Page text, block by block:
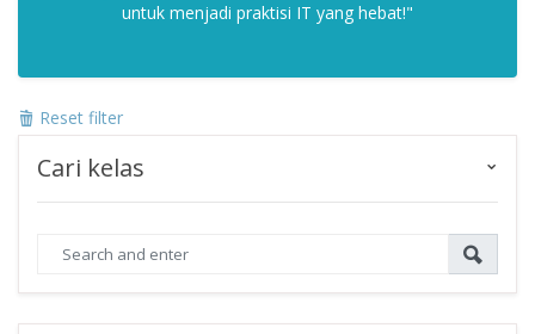
untuk menjadi praktisi IT yang hebat!"
Reset filter
Cari kelas